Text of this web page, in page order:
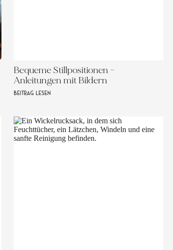
Bequeme Stillpositionen –
Anleitungen mit Bildern
BEITRAG LESEN